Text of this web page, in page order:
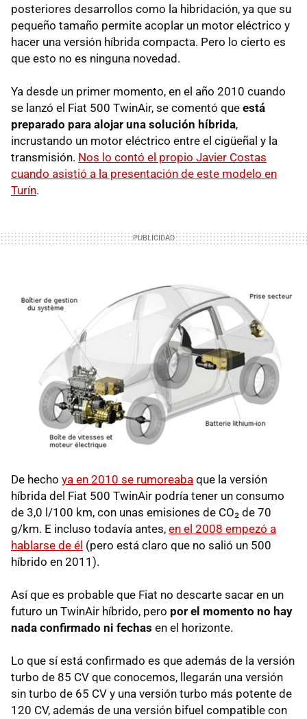
posteriores desarrollos como la hibridación, ya que su
pequeño tamaño permite acoplar un motor eléctrico y
hacer una versión híbrida compacta. Pero lo cierto es
que esto no es ninguna novedad.
Ya desde un primer momento, en el año 2010 cuando
se lanzó el Fiat 500 TwinAir, se comentó que está
preparado para alojar una solución híbrida,
incrustando un motor eléctrico entre el cigüeñal y la
transmisión. Nos lo contó el propio Javier Costas
cuando asistió a la presentación de este modelo en
Turín.
De hecho ya en 2010 se rumoreaba que la versión
híbrida del Fiat 500 TwinAir podría tener un consumo
de 3,0 l/100 km, con unas emisiones de CO₂ de 70
g/km. E incluso todavía antes, en el 2008 empezó a
hablarse de él (pero está claro que no salió un 500
híbrido en 2011).
Así que es probable que Fiat no descarte sacar en un
futuro un TwinAir híbrido, pero por el momento no hay
nada confirmado ni fechas en el horizonte.
Lo que sí está confirmado es que además de la versión
turbo de 85 CV que conocemos, llegarán una versión
sin turbo de 65 CV y una versión turbo más potente de
120 CV, además de una versión bifuel compatible con